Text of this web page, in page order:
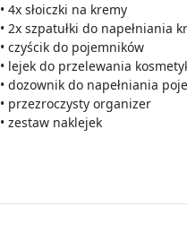
• 4x słoiczki na kremy
• 2x szpatułki do napełniania
• czyścik do pojemników
• lejek do przelewania
• dozownik do napełniania
• przezroczysty organizer
• zestaw naklejek